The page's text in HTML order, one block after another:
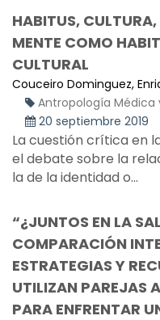
HABITUS, CULTURA,
MENTE COMO
CULTURAL
Couceiro Dominguez,
Antropología Médica
20 septiembre 2019
La cuestión crítica en
el debate sobre la
la de la identidad o...
“¿JUNTOS EN LA
COMPARACIÓN
ESTRATEGIAS Y
UTILIZAN PAREJAS
PARA ENFRENTAR